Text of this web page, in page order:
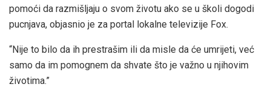
pomoći da razmišljaju o svom životu ako se u školi dogodi
pucnjava, objasnio je za portal lokalne televizije Fox.
“Nije to bilo da ih prestrašim ili da misle da će umrijeti, već
samo da im pomognem da shvate što je važno u njihovim
životima.”